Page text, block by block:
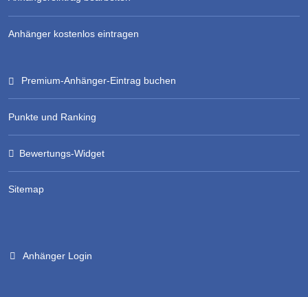
Anhänger kostenlos eintragen
Premium-Anhänger-Eintrag buchen
Punkte und Ranking
Bewertungs-Widget
Sitemap
Anhänger Login